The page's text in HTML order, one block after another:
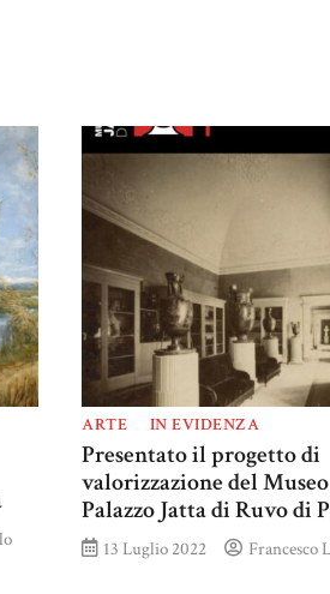
ARTE IN EVIDENZA
Presentato il progetto di
valorizzazione del
Palazzo Jatta di Ruvo di
13 Luglio 2022 Francesco